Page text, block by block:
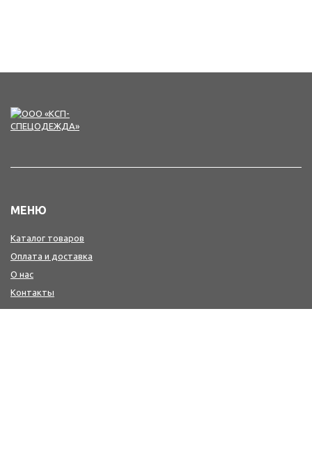
МЕНЮ
Каталог товаров
Оплата и доставка
О нас
Контакты